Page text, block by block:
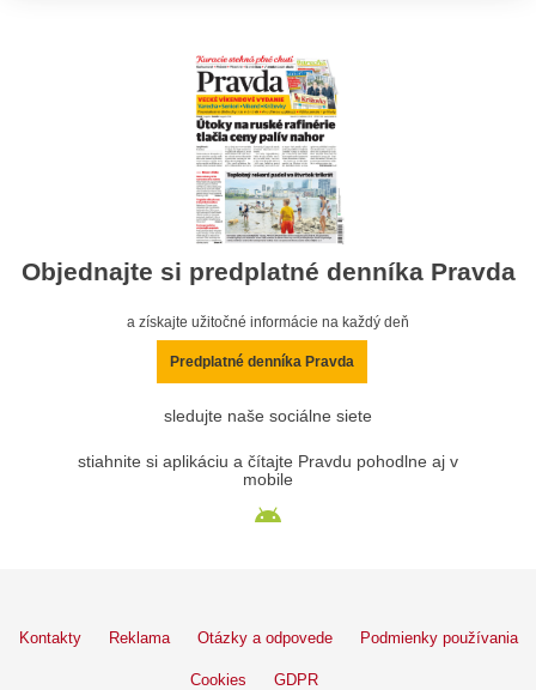
Objednajte si predplatné denníka Pravda
a získajte užitočné informácie na každý deň
Predplatné denníka Pravda
sledujte naše sociálne siete
stiahnite si aplikáciu a čítajte Pravdu pohodlne aj v
mobile
Kontakty Reklama Otázky a odpovede Podmienky používania
Cookies GDPR